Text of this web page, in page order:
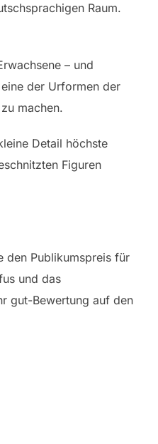
Raum.
– und
der Urformen der
machen.
Detail höchste
Figuren
den Publikumspreis für
und das
gut-Bewertung auf den